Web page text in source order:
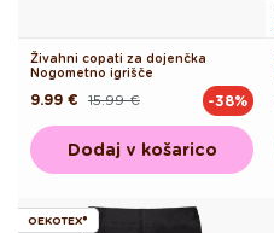
Živahni copati za dojenčka
Nogometno igrišče
Redna 15.99 €
Akcijska
9.99 € -38%
Dodaj v košarico
OEKOTEX®